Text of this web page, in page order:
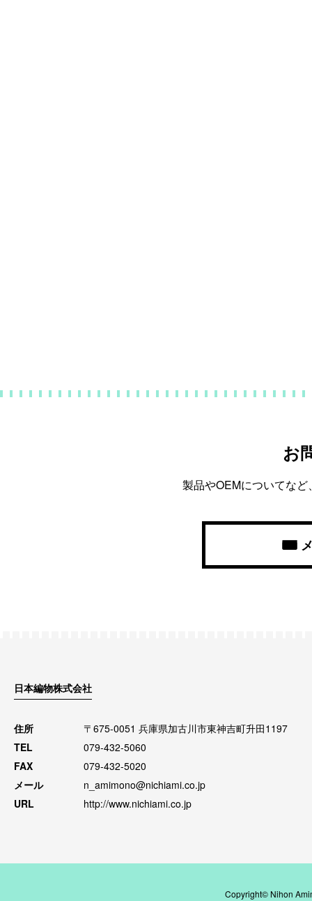
お
製品やOEMについてな
日本編物株式会社
住所
〒675-0051 兵庫県加古川市東神吉町升田1197
TEL
079-432-5060
FAX
079-432-5020
メール
n_amimono@nichiami.co.jp
URL
http://www.nichiami.co.jp
Copyright© Nihon